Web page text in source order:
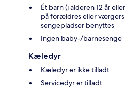
Ét barn (i alderen 12 år
på forældres eller
sengepladser benyttes
Ingen baby-/barnesenge
Kæledyr
Kæledyr er ikke tilladt
Servicedyr er tilladt